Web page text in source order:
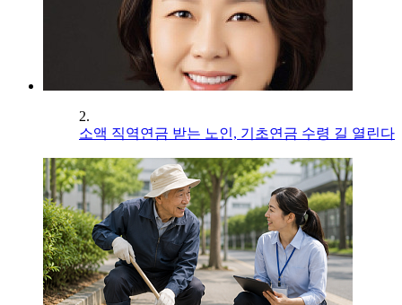
2.
소액 직역연금 받는 노인, 기초연금 수령 길 열린다